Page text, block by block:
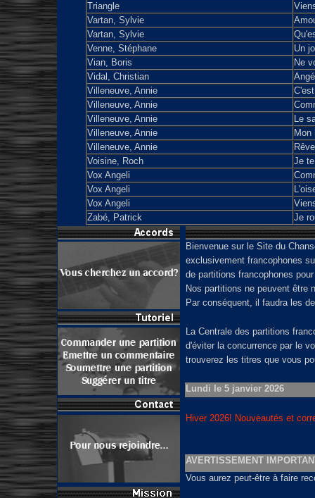
Triangle
Vartan, Sylvie
Vartan, Sylvie
Venne, Stéphane
Un
Vian, Boris
Ne
Vidal, Christian
Villeneuve, Annie
Villeneuve, Annie
Villeneuve, Annie
Le
Villeneuve, Annie
Mon
Villeneuve, Annie
Voisine, Roch
Je
Vox Angeli
Vox Angeli
Vox Angeli
Zabé, Patrick
Je
Bienvenue sur le Site du
exclusivement francophones
de partitions francophones
Nos partitions ne peuvent être
Par conséquent, il faudra les
La Centrale des partitions
d'éviter la concurrence par le
trouverez les titres que vous
Lundi le 5 janvier 2026
Hiver 2026! Nouveautés et
AVERTISSEMENT
Vous aurez peut-être à faire